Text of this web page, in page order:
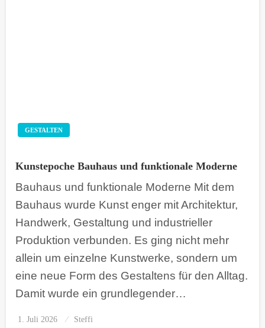
GESTALTEN
Kunstepoche Bauhaus und funktionale Moderne
Bauhaus und funktionale Moderne Mit dem
Bauhaus wurde Kunst enger mit Architektur,
Handwerk, Gestaltung und industrieller
Produktion verbunden. Es ging nicht mehr
allein um einzelne Kunstwerke, sondern um
eine neue Form des Gestaltens für den Alltag.
Damit wurde ein grundlegender…
Posted
on
1. Juli 2026 Steffi